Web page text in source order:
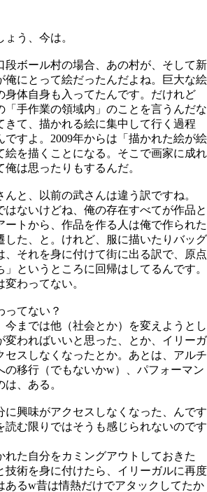
う、今は。
段ボール村の場合、あの村が、そして新
俺にとって絵だったんだよね。巨大な絵
身体自身も入ってたんです。だけれど
「手作業の領域内」のことを言うんだな
きて、描かれる絵に集中して行く過程
ですよ。2009年からは「描かれた絵が絵
絵を描くことになる。そこで画家に成れ
は思ったりもするんだ。
と、以前の武さんは違う訳ですね。
はないけどね、俺の存在すべてが作品と
ートから、作品を作る人は俺で作られた
した、と。けれど、服に描いたりバッグ
、それを身に付けて街に出る訳で、原点
というところに回帰はしてるんです。
わってない。
ってない？
今までは他（社会とか）を変えようとし
変わればいいと思った、とか、イリーガ
セスしなくなったとか。あとは、アルチ
の移行（でもないかw）、パフォーマン
、ある。
に興味がアクセスしなくなった、んです
む限りではそうも感じられないのです
れた自分をカミングアウトしておきた
技術を身に付けたら、イリーガルに再度
あるw昔は情熱だけでアタックしてたか